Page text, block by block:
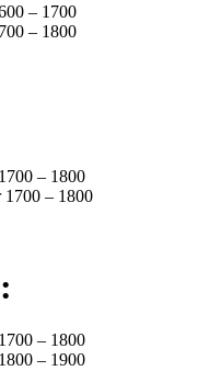
– 1700
– 1800
– 1800
1700 – 1800
– 1800
– 1900